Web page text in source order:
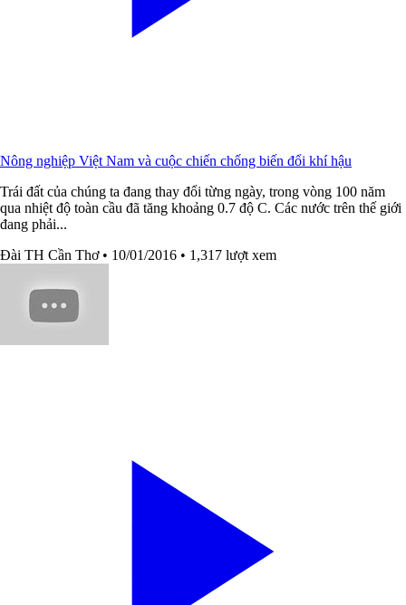
Nông nghiệp Việt Nam và cuộc chiến chống biến đổi khí hậu
Trái đất của chúng ta đang thay đổi từng ngày, trong vòng 100 năm
qua nhiệt độ toàn cầu đã tăng khoảng 0.7 độ C. Các nước trên thế giới
đang phải...
Đài TH Cần Thơ • 10/01/2016 • 1,317 lượt xem